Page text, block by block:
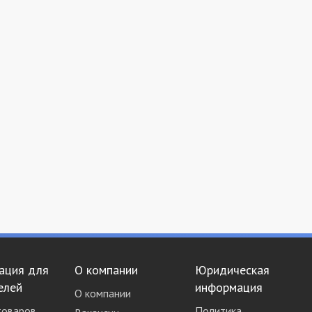
для
О компании
О компании
Юридическая
информация